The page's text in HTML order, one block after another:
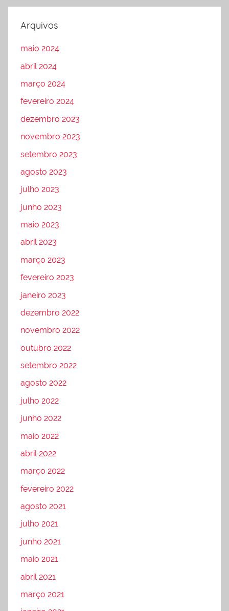
Arquivos
maio 2024
abril 2024
março 2024
fevereiro 2024
dezembro 2023
novembro 2023
setembro 2023
agosto 2023
julho 2023
junho 2023
maio 2023
abril 2023
março 2023
fevereiro 2023
janeiro 2023
dezembro 2022
novembro 2022
outubro 2022
setembro 2022
agosto 2022
julho 2022
junho 2022
maio 2022
abril 2022
março 2022
fevereiro 2022
agosto 2021
julho 2021
junho 2021
maio 2021
abril 2021
março 2021